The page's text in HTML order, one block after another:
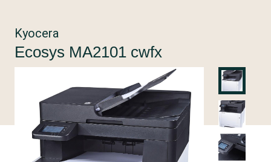
Kyocera
Ecosys MA2101 cwfx